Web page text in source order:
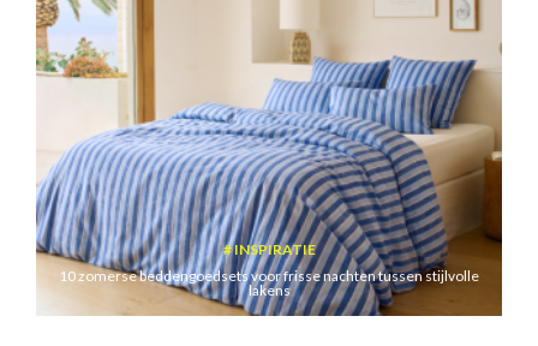
INSPIRATIE
10 zomerse beddengoedsets voor frisse nachten tussen stijlvolle
lakens